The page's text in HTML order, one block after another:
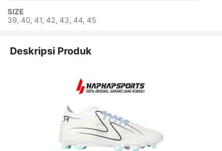
SIZE
39, 40, 41, 42, 43, 44, 45
Deskripsi Produk